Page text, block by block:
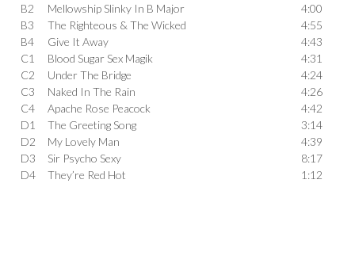
B2
Mellowship Slinky In B Major
4:00
B3
The Righteous & The Wicked
4:55
B4
Give It Away
4:43
C1
Blood Sugar Sex Magik
4:31
C2
Under The Bridge
4:24
C3
Naked In The Rain
4:26
C4
Apache Rose Peacock
4:42
D1
The Greeting Song
3:14
D2
My Lovely Man
4:39
D3
Sir Psycho Sexy
8:17
D4
They’re Red Hot 1:12